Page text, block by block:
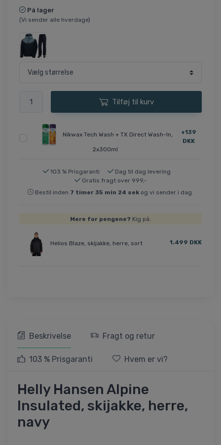
På lager
(Vi sender alle hverdage)
Tilføj til kurv
Nikwax Tech Wash + TX Direct Wash-In,
2x300ml
+139
DKK
103 % Prisgaranti
Dag til dag levering
Gratis fragt over 999,-
Bestil inden 7 timer 35 min 24 sek og vi sender i dag.
Mere for pengene? Kig på:
Helios Blaze, skijakke, herre, sort 1.499 DKK
Beskrivelse Fragt og retur
103 % Prisgaranti Hvem er vi?
Helly Hansen Alpine
Insulated, skijakke, herre,
navy